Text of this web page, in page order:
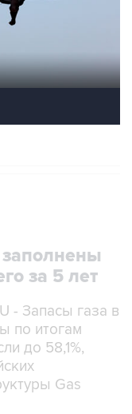
за 5 лет
- Запасы газа в
по итогам
до 58,1%,
Gas